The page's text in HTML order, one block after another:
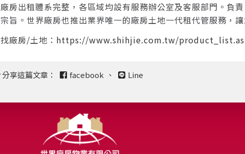
廠房出租體系完整，各區域均設有服務辦公室及客服部門。負
宗旨。世界廠房也推出業界唯一的廠房土地一代租代管服務，讓
找廠房/土地： https://www.shihjie.com.tw/
分享這篇文章： facebook 、 Line